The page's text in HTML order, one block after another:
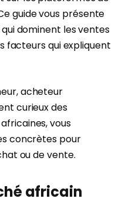
guide vous présente
dominent les ventes
facteurs qui expliquent
acheteur
curieux des
vous
concrètes pour
ou de vente.
africain